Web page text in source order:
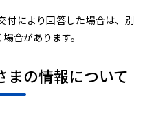
付により回答した場合は、別
合があります。
まの情報について